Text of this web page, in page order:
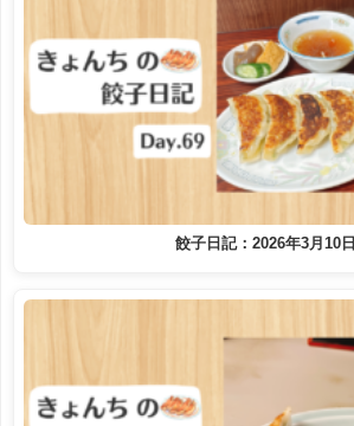
餃子日記：2026年3月10日